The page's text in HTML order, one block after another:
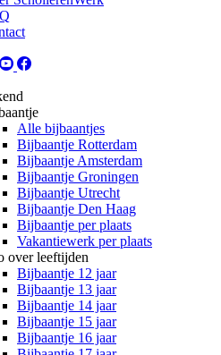
Alle bijbaantjes
Bijbaantje Rotterdam
Bijbaantje Amsterdam
Bijbaantje Groningen
Bijbaantje Utrecht
Bijbaantje Den Haag
Bijbaantje per plaats
Vakantiewerk per plaats
over leeftijden
Bijbaantje 12 jaar
Bijbaantje 13 jaar
Bijbaantje 14 jaar
Bijbaantje 15 jaar
Bijbaantje 16 jaar